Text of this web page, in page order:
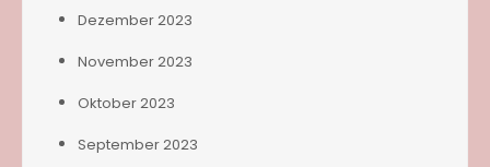
Dezember 2023
November 2023
Oktober 2023
September 2023